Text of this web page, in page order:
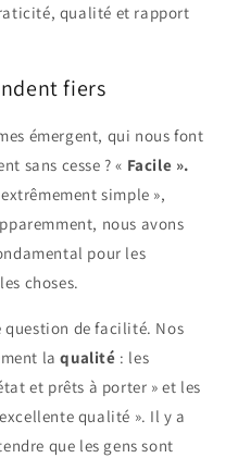
qualité et rapport
fiers
émergent, qui nous font
sans cesse ? « Facile ».
simple »,
nous avons
pour les
choses.
question de facilité. Nos
laqualité : les
et prêts à porter » et les
qualité ». Il y a
que les gens sont